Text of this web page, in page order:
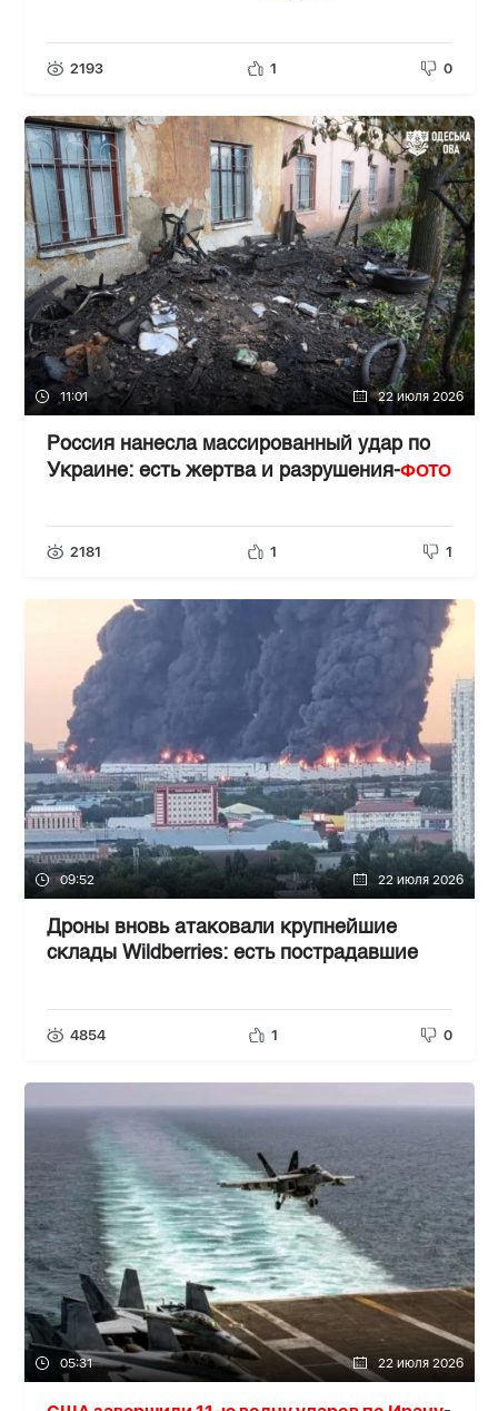
2193 1 0
11:01 22 июля 2026
Россия нанесла массированный удар по
Украине: есть жертва и разрушения-ФОТО
2181 1 1
09:52 22 июля 2026
Дроны вновь атаковали крупнейшие
склады Wildberries: есть пострадавшие
4854 1 0
05:31 22 июля 2026